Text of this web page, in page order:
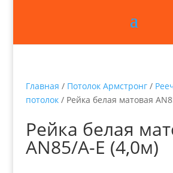
Главная / Потолок Армстронг/
потолок/ Рейка белая матовая
Рейка белая
AN85/A-E (4,0м)